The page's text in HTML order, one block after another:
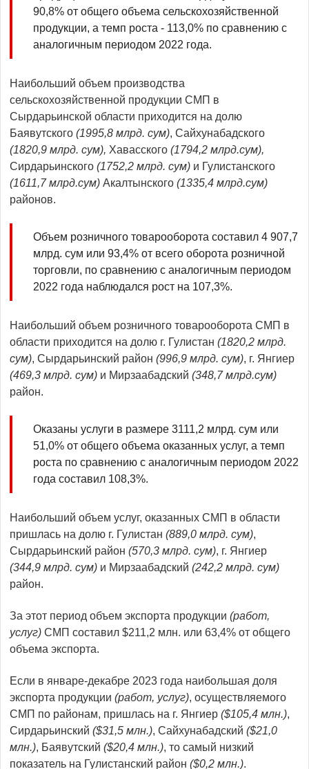
90,8% от общего объема сельскохозяйственной
продукции, а темп роста - 113,0% по сравнению с
аналогичным периодом 2022 года.
Наибольший объем производства
сельскохозяйственной продукции СМП в
Сырдарьинской области приходится на долю
Баявутского (1995,8 млрд. сум), Сайхунабадского
(1820,9 млрд. сум), Хавасского (1794,2 млрд.сум),
Сирдарьинского (1752,2 млрд. сум) и Гулистанского
(1611,7 млрд.сум) Акалтынского (1335,4 млрд.сум)
районов.
Объем розничного товарооборота составил 4 907,7
млрд. сум или 93,4% от всего оборота розничной
торговли, по сравнению с аналогичным периодом
2022 года наблюдался рост на 107,3%.
Наибольший объем розничного товарооборота СМП в
области приходится на долю г. Гулистан (1820,2 млрд.
сум), Сырдарьинский район (996,9 млрд. сум), г. Янгиер
(469,3 млрд. сум) и Мирзаабадский (348,7млрд.сум)
район.
Оказаны услуги в размере 3111,2 млрд. сум или
51,0% от общего объема оказанных услуг, а темп
роста по сравнению с аналогичным периодом 2022
года составил 108,3%.
Наибольший объем услуг, оказанных СМП в области
пришлась на долю г. Гулистан (889,0 млрд. сум),
Сырдарьинский район (570,3 млрд. сум), г. Янгиер
(344,9 млрд. сум) и Мирзаабадский (242,2 млрд. сум)
район.
За этот период объем экспорта продукции (работ,
услуг) СМП составил $211,2 млн. или 63,4% от общего
объема экспорта.
Если в январе-декабре 2023 года наибольшая доля
экспорта продукции (работ, услуг), осуществляемого
СМП по районам, пришлась на г. Янгиер ($105,4 млн.),
Сирдарьинский ($31,5 млн.), Сайхунабадский ($21,0
млн.), Баявутский ($20,4 млн.), то самый низкий
показатель на Гулистанский район ($0,2 млн.).